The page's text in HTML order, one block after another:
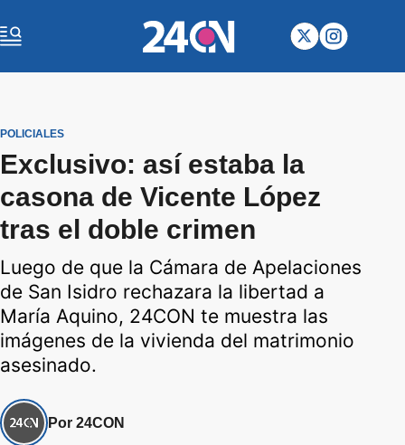
POLICIALES
Exclusivo: así estaba la
casona de Vicente López
tras el doble crimen
Luego de que la Cámara de Apelaciones
de San Isidro rechazara la libertad a
María Aquino, 24CON te muestra las
imágenes de la vivienda del matrimonio
asesinado.
Por 24CON